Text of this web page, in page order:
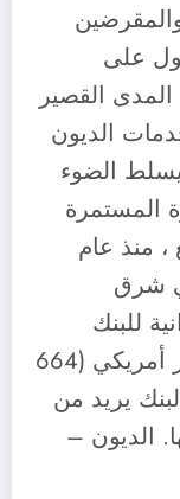
على
المدى القصير
الديون
يسلط الضوء
المستمرة
، منذ عام
شرق
للبنك
الدولي ما يقرب من 2 مليار دولار أمريكي (664
يريد من
الديون –